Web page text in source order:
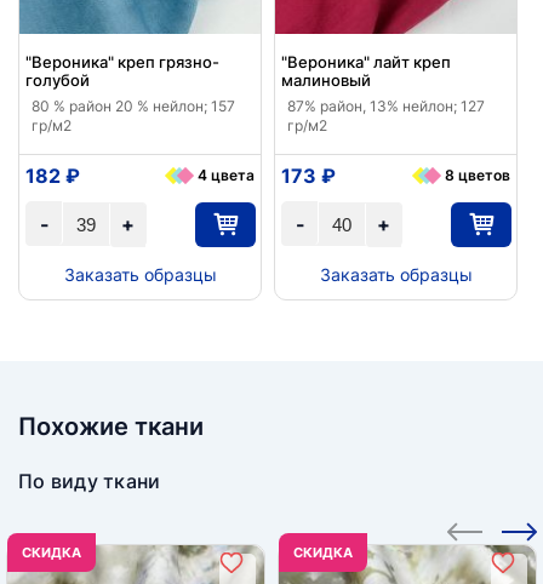
"Вероника" креп грязно-
голубой
80 % район 20 % нейлон; 157
гр/м2
+
-
182 ₽ 4 цвета
Заказать образцы
"Вероника" лайт креп
малиновый
87% район, 13% нейлон; 127
гр/м2
+
-
173 ₽ 8 цветов
Заказать образцы
Похожие ткани
По виду ткани
CКИДКА CКИДКА